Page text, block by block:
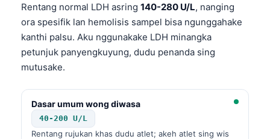
Rentang normal LDH asring 140-280 U/L, nanging
ora spesifik lan hemolisis sampel bisa ngunggahake
kanthi palsu. Aku nggunakake LDH minangka
petunjuk panyengkuyung, dudu penanda sing
mutusake.
Dasar umum wong diwasa
40-200 U/L
Rentang rujukan khas dudu atlet; akeh atlet sing wis